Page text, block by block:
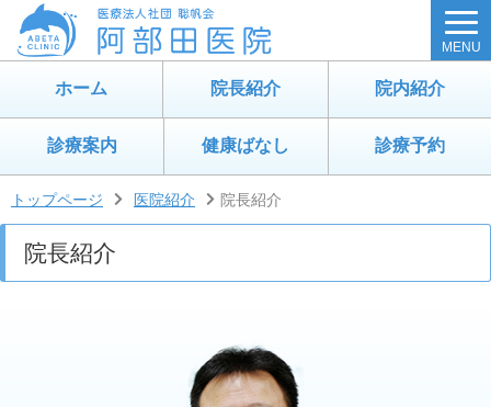
MENU
ホーム 院長紹介 院内紹介
診療案内 健康ばなし 診療予約
トップページ 医院紹介 院長紹介
院長紹介